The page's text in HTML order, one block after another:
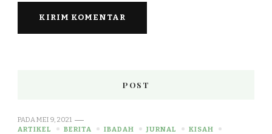
POST
PADAMEI 9, 2021
ARTIKEL
BERITA IBADAH JURNAL
KISAH